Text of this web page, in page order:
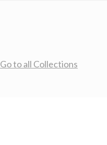
Go to all Collections